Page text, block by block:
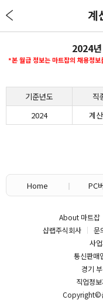
계
2024
*본 월급 정보는 마트잡의 채용정
기준년도 직
2024
계
Home PC
About 마트잡
샵랩주식회사
문
사
통신판매
경기
직업정
Copyright©